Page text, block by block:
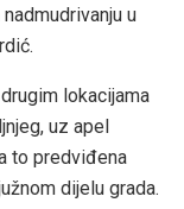
u
lokacijama
uz apel
to predviđena
dijelu grada.